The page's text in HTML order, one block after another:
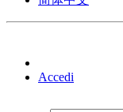
Accedi